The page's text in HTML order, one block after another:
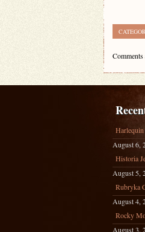
Comments
August 6,
Historia
August 5,
Rubryka
August 4,
Rocky
August 3,